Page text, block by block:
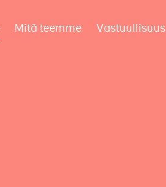
Mitä teemme Vastuullisuus